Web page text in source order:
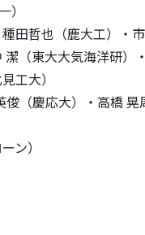
哲也（鹿大工）・市
東大大気海洋研）
工大）
（慶応大）・高橋
ン）